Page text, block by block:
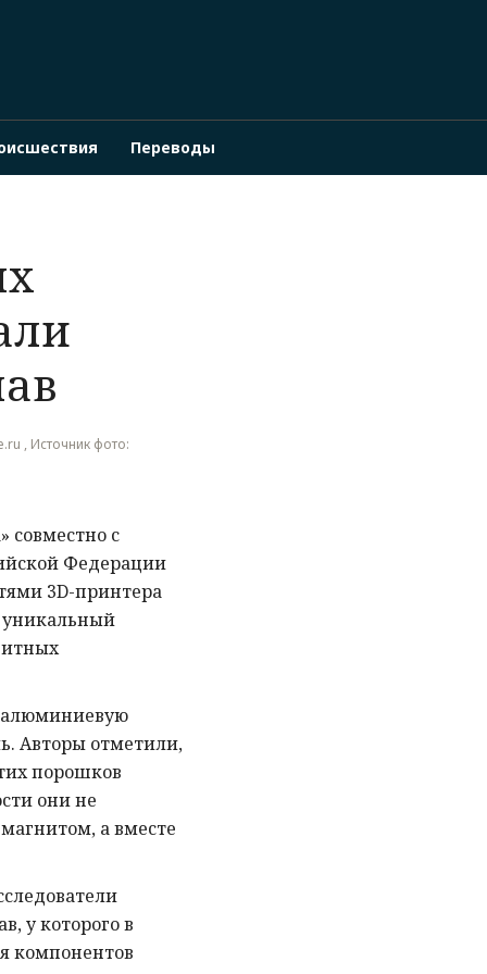
Переводы
, Источник фото:
совместно с
Федерации
3D-принтера
уникальный
алюминиевую
Авторы отметили,
порошков
они не
а вместе
у которого в
компонентов